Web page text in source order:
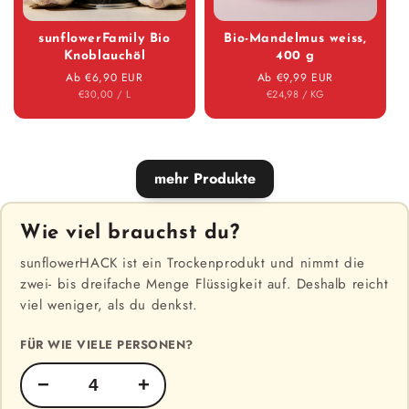
sunflower­Family Bio
Knoblauchöl
Normaler Preis
Ab €6,90 EUR
STÜCK
€30,00 / PRO
L
Bio-Mandelmus weiss,
400 g
Normaler Preis
Ab €9,99 EUR
STÜCK
€24,98 / PRO
KG
mehr Produkte
Wie viel brauchst du?
sunflowerHACK ist ein Trockenprodukt und nimmt die
zwei- bis dreifache Menge Flüssigkeit auf. Deshalb reicht
viel weniger, als du denkst.
FÜR WIE VIELE PERSONEN?
− +